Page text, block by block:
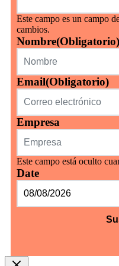
Este campo es un campo
cambios.
Nombre(Obligatorio)
Email(Obligatorio)
Empresa
Este campo está oculto
Date